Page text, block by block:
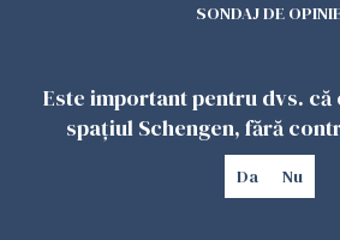
Teroare la Berlin, în timpul
26 IULIE 2026
SONDAJ DE
Este important pentru dvs.
spațiul Schengen, fără
Da Nu